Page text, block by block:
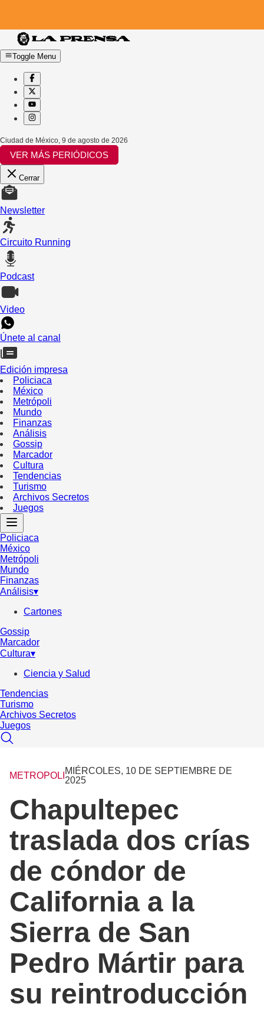
Toggle Menu
Ciudad de México 9 de agosto de 2026
VER MÁS PERIÓDICOS
Cerrar
Newsletter
Circuito Running
Podcast
Video
Únete al canal
Edición impresa
Policiaca
México
Metrópoli
Mundo
Finanzas
Análisis
Gossip
Marcador
Cultura
Tendencias
Turismo
Archivos Secretos
Juegos
Policiaca
México
Metrópoli
Mundo
Finanzas
Análisis▾
Cartones
Gossip
Marcador
Cultura▾
Ciencia y Salud
Tendencias
Turismo
Archivos Secretos
Juegos
METROPOLI MIÉRCOLES, 10 DE SEPTIEMBRE DE
2025
Chapultepec
traslada dos crías
de cóndor de
California a la
Sierra de San
Pedro Mártir para
su reintroducción